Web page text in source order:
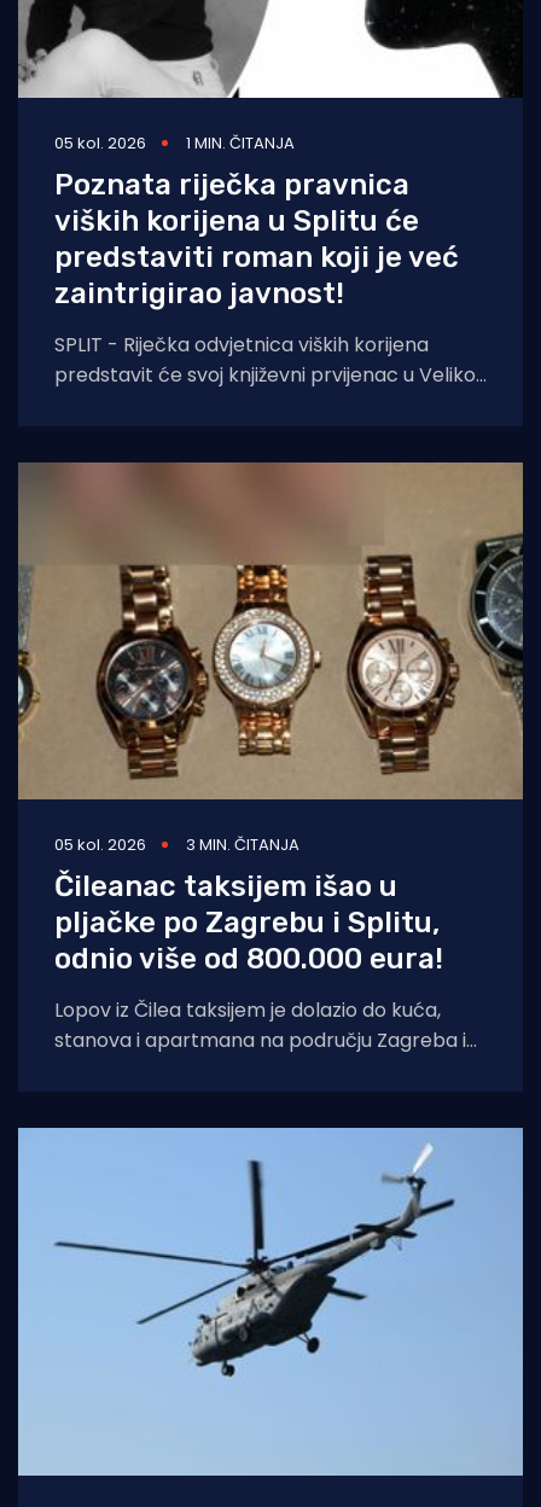
05 kol. 2026 1 MIN. ČITANJA
Poznata riječka pravnica
viških korijena u Splitu će
predstaviti roman koji je već
zaintrigirao javnost!
SPLIT - Riječka odvjetnica viških korijena
predstavit će svoj književni prvijenac u Velikoj
05 kol. 2026 3 MIN. ČITANJA
Čileanac taksijem išao u
pljačke po Zagrebu i Splitu,
odnio više od 800.000 eura!
Lopov iz Čilea taksijem je dolazio do kuća,
stanova i apartmana na području Zagreba i